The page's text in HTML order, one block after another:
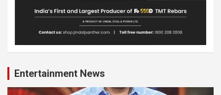
Entertainment News